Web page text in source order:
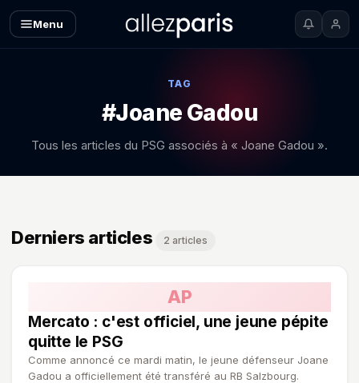
Menu
TAG
#Joane Gadou
Tous les articles du PSG associés à « Joane Gadou ».
Derniers articles 2 articles
AP
Mercato : c'est officiel, une jeune pépite
quitte le PSG
Comme annoncé ce mardi matin, le jeune défenseur Joane
Gadou a officiellement été transféré au RB Salzbourg.